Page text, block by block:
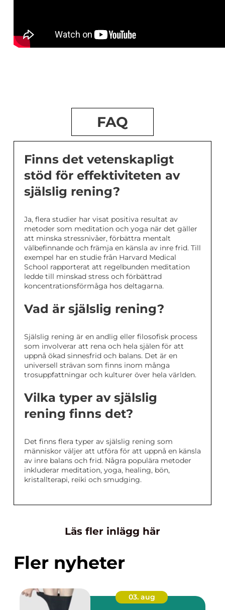
FAQ
Finns det vetenskapligt
stöd för effektiviteten av
själslig rening?
Ja, flera studier har visat positiva resultat av
metoder som meditation och yoga när det gäller
att minska stressnivåer, förbättra mentalt
välbefinnande och främja en känsla av inre frid. Till
exempel har en studie från Harvard Medical
School rapporterat att regelbunden meditation
ledde till minskad stress och förbättrad
koncentrationsförmåga hos deltagarna.
Vad är själslig rening?
Själslig rening är en andlig eller filosofisk process
som involverar att rena och hela själen för att
uppnå ökad sinnesfrid och balans. Det är en
universell strävan som finns inom många
trosuppfattningar och kulturer över hela världen.
Vilka typer av själslig
rening finns det?
Det finns flera typer av själslig rening som
människor väljer att utföra för att uppnå en känsla
av inre balans och frid. Några populära metoder
inkluderar meditation, yoga, healing, bön,
kristallterapi, reiki och smudging.
Läs fler inlägg här
Fler nyheter
03. aug